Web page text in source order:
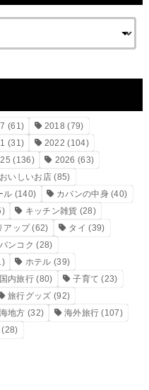
(61) 2018 (79)
(31) 2022 (104)
(136) 2026 (63)
おいしいお店(85)
ル (140) カバンの中身(40)
キッチン雑貨 (28)
アップ(62) タイ (39)
バンコク (28)
ホテル (39)
国内旅行 (80) 子育て (23)
旅行グッズ (92)
地方 (32) 海外旅行 (107)